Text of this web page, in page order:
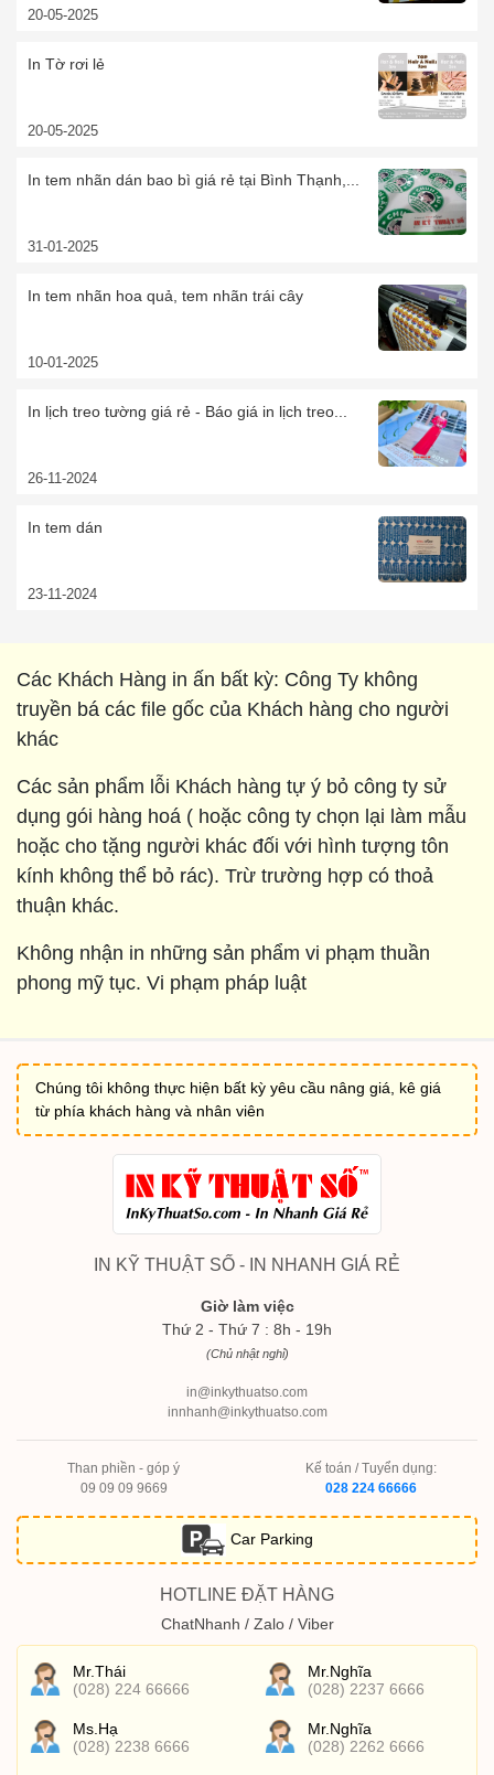
20-05-2025
In Tờ rơi lẻ
20-05-2025
In tem nhãn dán bao bì giá rẻ tại Bình Thạnh,...
31-01-2025
In tem nhãn hoa quả, tem nhãn trái cây
10-01-2025
In lịch treo tường giá rẻ - Báo giá in lịch treo...
26-11-2024
In tem dán
23-11-2024
Các Khách Hàng in ấn bất kỳ: Công Ty không
truyền bá các file gốc của Khách hàng cho người
khác
Các sản phẩm lỗi Khách hàng tự ý bỏ công ty sử
dụng gói hàng hoá ( hoặc công ty chọn lại làm mẫu
hoặc cho tặng người khác đối với hình tượng tôn
kính không thể bỏ rác). Trừ trường hợp có thoả
thuận khác.
Không nhận in những sản phẩm vi phạm thuần
phong mỹ tục. Vi phạm pháp luật
Chúng tôi không thực hiện bất kỳ yêu cầu nâng giá, kê giá
từ phía khách hàng và nhân viên
IN KỸ THUẬT SỐ - IN NHANH GIÁ RẺ
Giờ làm việc
Thứ 2 - Thứ 7 : 8h - 19h
(Chủ nhật nghỉ)
in@inkythuatso.com
innhanh@inkythuatso.com
Than phiền - góp ý
09 09 09 9669
Kế toán / Tuyển dụng:
028 224 66666
Car Parking
HOTLINE ĐẶT HÀNG
ChatNhanh / Zalo / Viber
Mr.Thái
(028) 224 66666
Mr.Nghĩa
(028) 2237 6666
Ms.Hạ
(028) 2238 6666
Mr.Nghĩa
(028) 2262 6666